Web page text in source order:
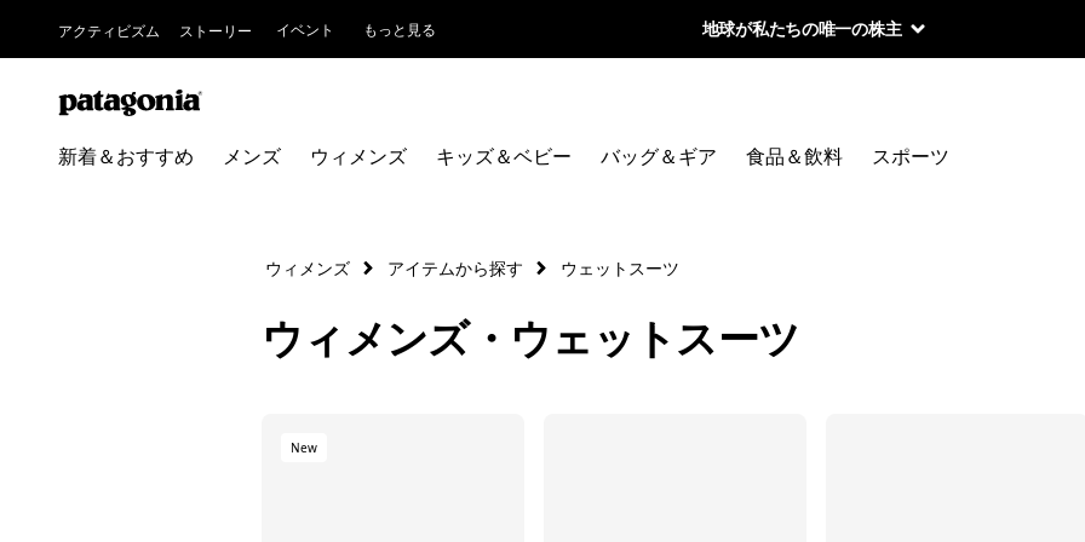
アクティビズム ストーリー イベント もっと見る 地球が私たちの唯一の株主
新着＆おすすめ メンズ ウィメンズ キッズ＆ベビー バッグ＆ギア 食品＆飲料 スポーツ
R2ウェットスーツ（13～16℃）
ウィメンズ アイテムから探す ウェットスーツ
ウィメンズ・ウェットスーツ
New